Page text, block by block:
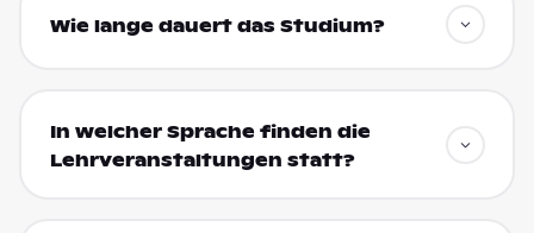
Wie lange dauert das Studium?
In welcher Sprache finden die
Lehrveranstaltungen statt?